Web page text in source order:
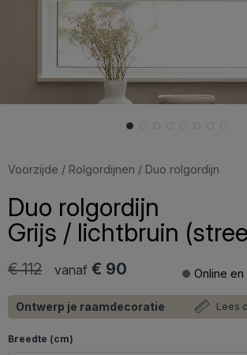
Voorzijde / Rolgordijnen / Duo rolgordijn
Duo rolgordijn
Grijs / lichtbruin
vanaf € 90
€ 112 Online
Ontwerp je raamdecoratie Lees
Breedte (cm)